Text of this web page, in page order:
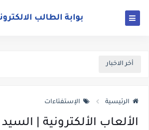
أخر الاخبار
الرئيسية الإستفتاءات
الألعاب الألكترونية |